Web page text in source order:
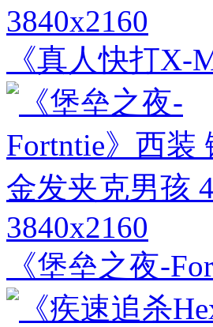
3840x2160
《真人快打X-
3840x2160
《堡垒之夜-